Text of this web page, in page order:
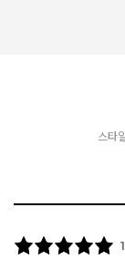
스타